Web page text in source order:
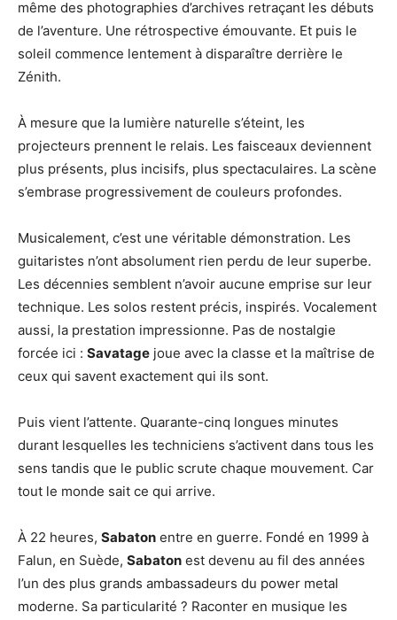
même des photographies d’archives retraçant les débuts
de l’aventure. Une rétrospective émouvante. Et puis le
soleil commence lentement à disparaître derrière le
Zénith.
À mesure que la lumière naturelle s’éteint, les
projecteurs prennent le relais. Les faisceaux deviennent
plus présents, plus incisifs, plus spectaculaires. La scène
s’embrase progressivement de couleurs profondes.
Musicalement, c’est une véritable démonstration. Les
guitaristes n’ont absolument rien perdu de leur superbe.
Les décennies semblent n’avoir aucune emprise sur leur
technique. Les solos restent précis, inspirés. Vocalement
aussi, la prestation impressionne. Pas de nostalgie
forcée ici : Savatage joue avec la classe et la maîtrise de
ceux qui savent exactement qui ils sont.
Puis vient l’attente. Quarante-cinq longues minutes
durant lesquelles les techniciens s’activent dans tous les
sens tandis que le public scrute chaque mouvement. Car
tout le monde sait ce qui arrive.
À 22 heures, Sabaton entre en guerre. Fondé en 1999 à
Falun, en Suède, Sabaton est devenu au fil des années
l’un des plus grands ambassadeurs du power metal
moderne. Sa particularité ? Raconter en musique les